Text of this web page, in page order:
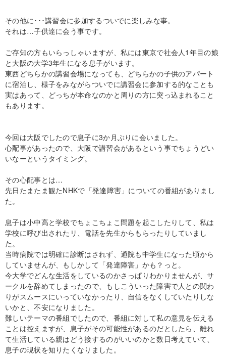
その他に･･･講習会に参加するついでに楽しみな事。
それは…子供達に会う事です。
ご存知の方もいらっしゃいますが、私には東京で社会人1年目の娘
と大阪の大学3年生になる息子がいます。
東西どちらかの講習会場になっても、どちらかの子供のアパート
に宿泊し、様子をみながらついでに講習会に参加する的なことも
実はあって、どっちが本命なのかと周りの方に突っ込まれること
もあります。
今回は大阪でしたので息子に3か月ぶりに会いました。
心配事があったので、大阪で講習会があるという事でちょうどい
いなーというタイミング。
その心配事とは…
先日たまたま観たNHKで「発達障害」についての番組がありまし
た。
息子は小中高と学校でちょこちょこ問題を起こしたりして、私は
学校に呼び出されたリ、電話を先生からもらったりしていまし
た。
当時病院では明確に診断はされず、通院も中学生になった頃から
していませんが、もしかして「発達障害」かも？っと。
今大学でどんな生活をしているのかさっぱりわかりませんが、サ
ークルを辞めてしまったので、もしこういった障害で人との関わ
りがスムースにいっていなかったり、自信をなくしていたりしな
いかと、不安になりました。
難しいテーマの番組でしたので、番組に対して私の意見を伝える
ことは控えますが、息子がその可能性があるのだとしたら、離れ
て生活している親はどう接するのがいいのかと数日考えていて、
息子の現状を知りたくなりました。